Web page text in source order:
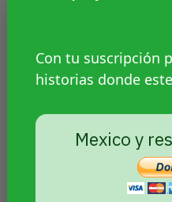
Con tu suscripción
historias donde
Mexico y
Fuerzas de
garantizar